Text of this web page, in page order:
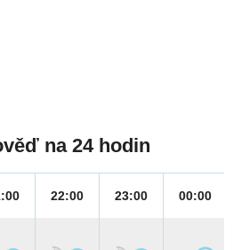
na 24 hodin
22:00 23:00 00:00